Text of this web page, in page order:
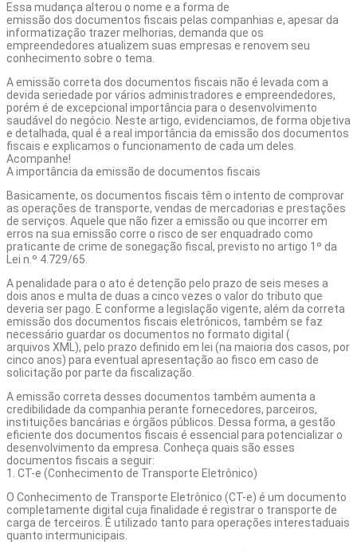
Essa mudança alterou o nome e a forma de
emissão dos documentos fiscais pelas companhias e, apesar da
informatização trazer melhorias, demanda que os
empreendedores atualizem suas empresas e renovem seu
conhecimento sobre o tema.
A emissão correta dos documentos fiscais não é levada com a
devida seriedade por vários administradores e empreendedores,
porém é de excepcional importância para o desenvolvimento
saudável do negócio. Neste artigo, evidenciamos, de forma objetiva
e detalhada, qual é a real importância da emissão dos documentos
fiscais e explicamos o funcionamento de cada um deles.
Acompanhe!
A importância da emissão de documentos fiscais
Basicamente, os documentos fiscais têm o intento de comprovar
as operações de transporte, vendas de mercadorias e prestações
de serviços. Aquele que não fizer a emissão ou que incorrer em
erros na sua emissão corre o risco de ser enquadrado como
praticante de crime de sonegação fiscal, previsto no artigo 1º da
Lei n.º 4.729/65
A penalidade para o ato é detenção pelo prazo de seis meses a
dois anos e multa de duas a cinco vezes o valor do tributo que
deveria ser pago. E conforme a legislação vigente, além da correta
emissão dos documentos fiscais eletrônicos, também se faz
necessário guardar os documentos no formato digital (
arquivos XML ), pelo prazo definido em lei (na maioria dos casos, por
cinco anos) para eventual apresentação ao fisco em caso de
solicitação por parte da fiscalização.
A emissão correta desses documentos também aumenta a
credibilidade da companhia perante fornecedores, parceiros,
instituições bancárias e órgãos públicos. Dessa forma, a gestão
eficiente dos documentos fiscais é essencial para potencializar o
desenvolvimento da empresa. Conheça quais são esses
documentos fiscais a seguir:
1. CT-e (Conhecimento de Transporte Eletrônico)
O Conhecimento de Transporte Eletrônico (CT-e) é um documento
completamente digital cuja finalidade é registrar o transporte de
carga de terceiros. É utilizado tanto para operações interestaduais
quanto intermunicipais.